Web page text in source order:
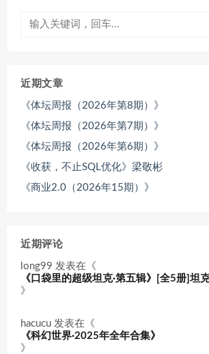
近期文章
《体坛周报（2026年第8期）》
《体坛周报（2026年第7期）》
《体坛周报（2026年第6期）》
《收获，不止SQL优化》梁敬彬
《商业2.0（2026年15期）》
近期评论
long99 发表在《
《口袋里的超级坦克·第五辑》[全5册]坦
》
hacucu 发表在《
《科幻世界·2025年全年合集》
》